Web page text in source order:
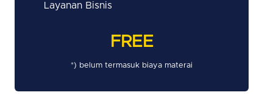
Layanan Bisnis
FREE
*) belum termasuk biaya materai